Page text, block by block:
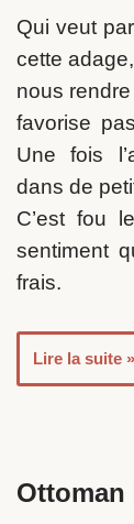
Qui veut
cette
nous
favorise
Une fois
dans de
C’est fou
sentiment
frais.
Lire la suite »